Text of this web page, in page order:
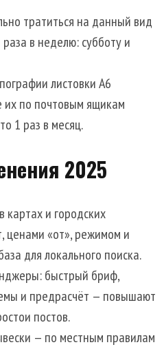
тратиться на данный вид
в неделю: субботу и
листовки А6
их по почтовым ящикам
1 раз в месяц.
2025
картах и городских
ценами «от», режимом и
для локального поиска.
быстрый бриф,
и предрасчёт — повышают
постов.
— по местным правилам